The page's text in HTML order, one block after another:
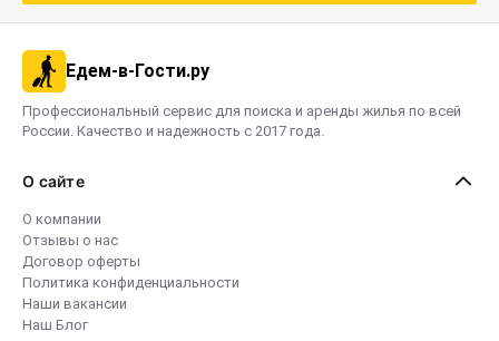
Едем-в-Гости.ру
Профессиональный сервис для поиска и аренды жилья по всей
России. Качество и надежность с 2017 года.
О сайте
О компании
Отзывы о нас
Договор оферты
Политика конфиденциальности
Наши вакансии
Наш Блог